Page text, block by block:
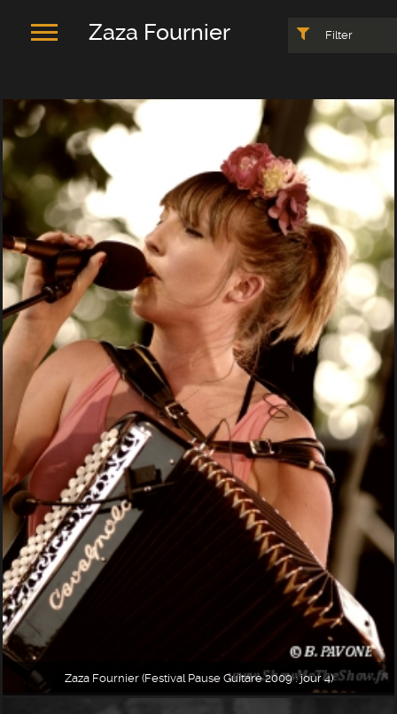
Zaza Fournier Filter
Zaza Fournier (Festival Pause Guitare 2009 : jour 4)